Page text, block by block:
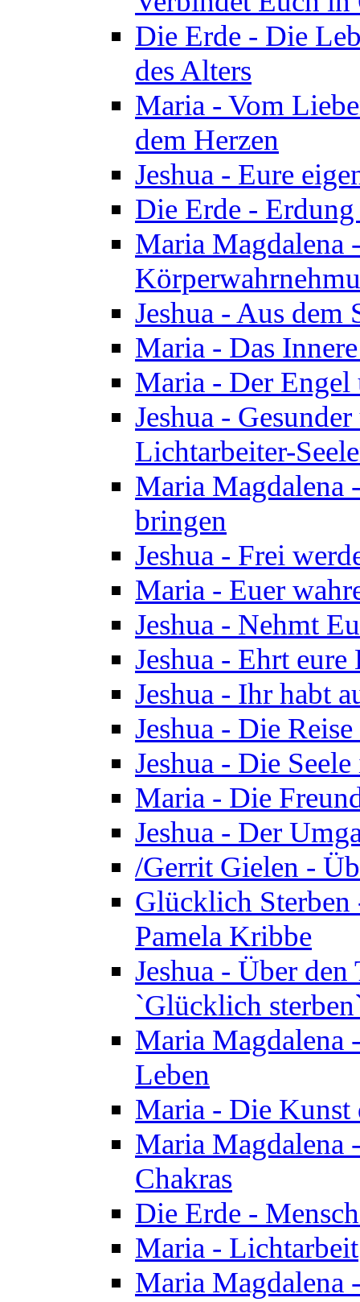
Die Erde - Die
des Alters
Maria - Vom
dem Herzen
Jeshua - Eure
Die Erde -
Maria Magdalena
Jeshua - Aus dem
Maria - Das
Maria - Der Engel
Jeshua -
Lichtarbeiter-
Maria Magdalena
bringen
Jeshua - Frei
Maria - Euer
Jeshua - Nehmt
Jeshua - Ehrt
Jeshua - Ihr habt
Jeshua - Die
Jeshua - Die
Maria - Die
Jeshua - Der
/Gerrit Gielen -
Glücklich
Pamela Kribbe
Jeshua - Über
`Glücklich
Maria Magdalena
Leben
Maria - Die Kunst
Maria Magdalena
Chakras
Die Erde -
Maria - Lichtarbeit
Maria Magdalena